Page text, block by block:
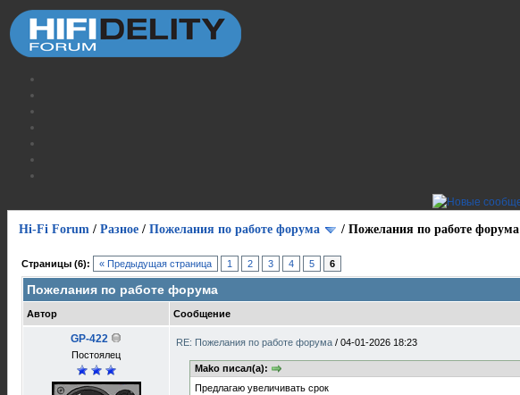
Hi-Fi Forum / Разное / Пожелания по работе форума / Пожелания по работе форума
Страницы (6): « Предыдущая страница 1 2 3 4 5 6
Пожелания по работе форума
Автор Сообщение
GP-422
Постоялец
RE: Пожелания по работе форума / 04-01-2026 18:23
Mako писал(а):
Предлагаю увеличивать срок